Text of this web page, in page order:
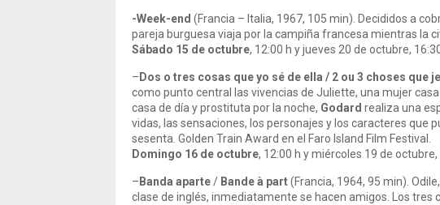
-Week-end (Francia – Italia, 1967, 105 min). Decididos a
pareja burguesa viaja por la campiña francesa mientras la
Sábado 15 de octubre, 12:00 h y jueves 20 de octubre,
– Dos o tres cosas que yo sé de ella / 2 ou 3 choses que
como punto central las vivencias de Juliette, una mujer
casa de día y prostituta por la noche, Godard realiza una
vidas, las sensaciones, los personajes y los caracteres que
sesenta. Golden Train Award en el Faro Island Film Festival.
Domingo 16 de octubre, 12:00 h y miércoles 19 de
– Banda aparte/ Bande à part(Francia, 1964, 95 min).
clase de inglés, inmediatamente se hacen amigos. Los